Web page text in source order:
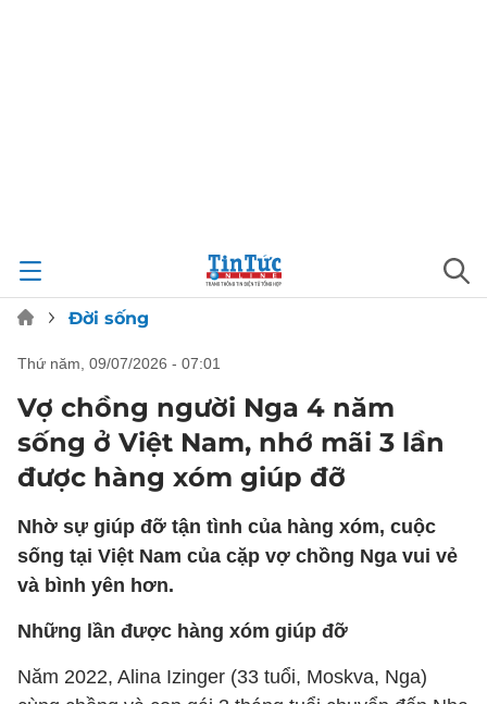
Đời sống
thứ năm, 09/07/2026 - 07:01
Vợ chồng người Nga 4 năm
sống ở Việt Nam, nhớ mãi 3 lần
được hàng xóm giúp đỡ
Nhờ sự giúp đỡ tận tình của hàng xóm, cuộc
sống tại Việt Nam của cặp vợ chồng Nga vui vẻ
và bình yên hơn.
Những lần được hàng xóm giúp đỡ
Năm 2022, Alina Izinger (33 tuổi, Moskva, Nga)